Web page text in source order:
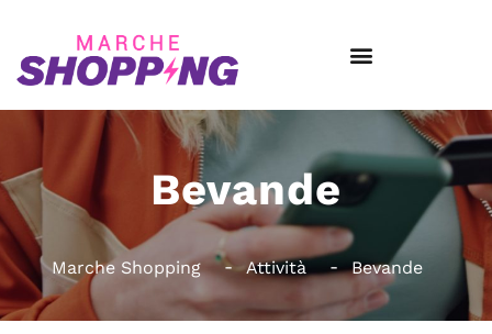
Bevande
Marche Shopping Attività Bevande